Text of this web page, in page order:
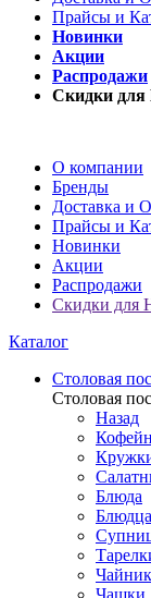
Прайсы и
Новинки
Акции
Распродажи
Скидки для
О компании
Бренды
Доставка и
Прайсы и
Новинки
Акции
Распродажи
Скидки для
Каталог
Столовая
Столовая
Назад
Блюда
Блюдца
Чашки